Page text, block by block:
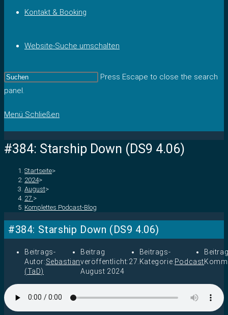
Kontakt & Booking
Website-Suche umschalten
Press Escape to close the search
panel.
Menü Schließen
#384: Starship Down (DS9 4.06)
Startseite>
2024>
August>
27. >
Komplettes Podcast-Blog
#384: Starship Down (DS9 4.06)
Beitrags-
Autor:Sebastian
(TaD)
Beitrag
veröffentlicht:27.
August 2024
Beitrags-
Kategorie: Podcast